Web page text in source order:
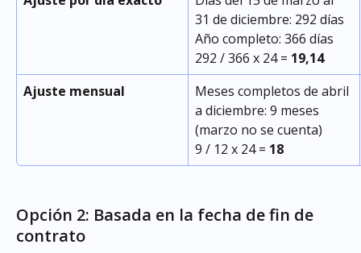
31 de diciembre: 292 días
Año completo: 366 días
292 / 366 x 24 = 19,14
Ajuste mensual
Meses completos de abril
a diciembre: 9 meses
(marzo no se cuenta)
9 / 12 x 24 = 18
Opción 2: Basada en la fecha de fin de
contrato